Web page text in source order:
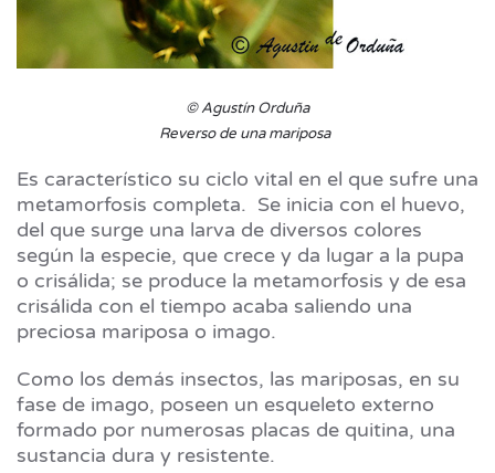
© Agustín Orduña
Reverso de una mariposa
Es característico su ciclo vital en el que sufre una
metamorfosis completa. Se inicia con el huevo,
del que surge una larva de diversos colores
según la especie, que crece y da lugar a la pupa
o crisálida; se produce la metamorfosis y de esa
crisálida con el tiempo acaba saliendo una
preciosa mariposa o imago.
Como los demás insectos, las mariposas, en su
fase de imago, poseen un esqueleto externo
formado por numerosas placas de quitina, una
sustancia dura y resistente.